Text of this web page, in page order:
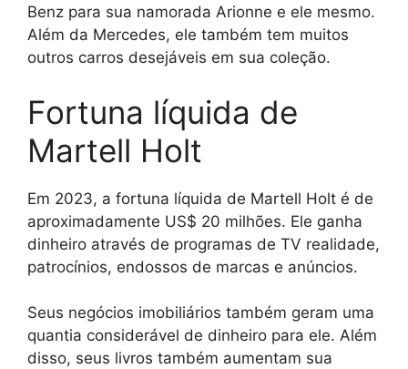
Benz para sua namorada Arionne e ele mesmo.
Além da Mercedes, ele também tem muitos
outros carros desejáveis em sua coleção.
Fortuna líquida de
Martell Holt
Em 2023, a fortuna líquida de Martell Holt é de
aproximadamente US$ 20 milhões. Ele ganha
dinheiro através de programas de TV realidade,
patrocínios, endossos de marcas e anúncios.
Seus negócios imobiliários também geram uma
quantia considerável de dinheiro para ele. Além
disso, seus livros também aumentam sua